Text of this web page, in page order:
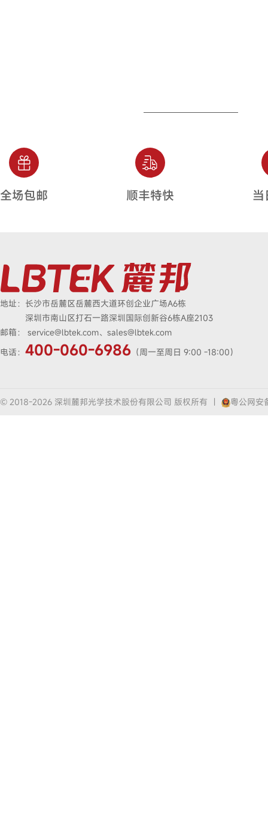
全场包邮 顺丰特快 当
地址： 长沙市岳麓区岳麓西大道环创企业广场A6栋
深圳市南山区打石一路深圳国际创新谷6栋A座2103
邮箱： service@lbtek.com、sales@lbtek.com
电话： 400-060-6986 （周一至周日 9:00 -18:00）
© 2018-2026 深圳麓邦光学技术股份有限公司 版权所有 粤公网安